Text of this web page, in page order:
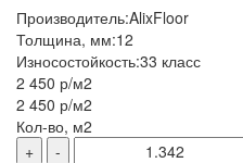
Производитель:AlixFloor
Толщина, мм:12
Износостойкость:33 класс
2 450 р/м2
2 450 р/м2
Кол-во, м2
+
-